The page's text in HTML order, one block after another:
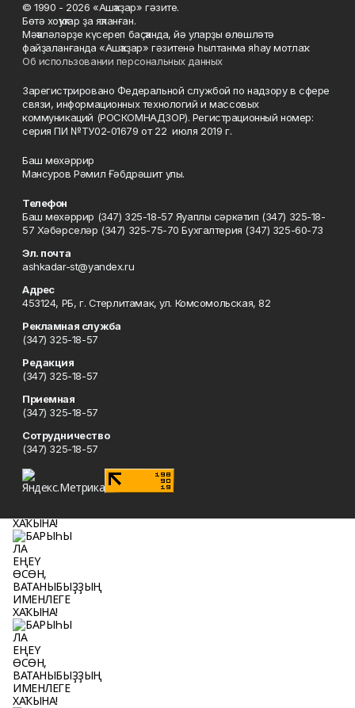
© 1990 - 2026 «Ашҡаҙар» гәзите.
Бөтә хоҡуҡтар ҙа яҡланған.
Мәҡәләләрҙе күсереп баҫҡанда, йә уларҙы өлөшләтә
файҙаланғанда «Ашҡаҙар» гәзитенә һылтанма яһау мотлаҡ.
Об использовании персональных данных
Зарегистрировано Федеральной службой по надзору в сфере
связи, информационных технологий и массовых
коммуникаций (РОСКОМНАДЗОР). Регистрационный номер:
серия ПИ №ТУ02-01679 от 22 июля 2019 г.
Баш мөхәррир
Мансуров Рәмил Ғәбдрәшит улы.
Телефон
Баш мөхәррир (347) 325-18-57 Яуаплы сәркәтип (347) 325-18-
57 Хәбәрселәр (347) 325-75-70 Бухгалтерия (347) 325-60-73
Эл. почта
ashkadar-st@yandex.ru
Адрес
453124, РБ, г. Стерлитамак, ул. Комсомольская, 82
Рекламная служба
(347) 325-18-57
Редакция
(347) 325-18-57
Приемная
(347) 325-18-57
Сотрудничество
(347) 325-18-57